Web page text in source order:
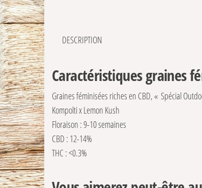
DESCRIPTION
Caractéristiques graines
Graines féminisées riches en CBD, « Spécial
Kompolti x Lemon Kush
Floraison : 9-10 semaines
CBD : 12-14%
THC : <0.3%